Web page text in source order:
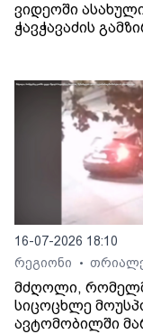
ვიდეოში
ჭავჭავაძის
16-07-2026 18:10
რეგიონი
•
მძღოლი,
სიცოცხლე
ავტომობილში